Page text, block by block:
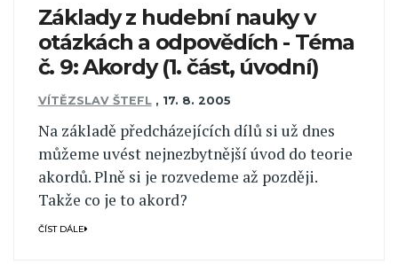
Základy z hudební nauky v
otázkách a odpovědích - Téma
č. 9: Akordy (1. část, úvodní)
VÍTĚZSLAV ŠTEFL , 17. 8. 2005
Na základě předcházejících dílů si už dnes
můžeme uvést nejnezbytnější úvod do teorie
akordů. Plně si je rozvedeme až později.
Takže co je to akord?
ČÍST DÁLE